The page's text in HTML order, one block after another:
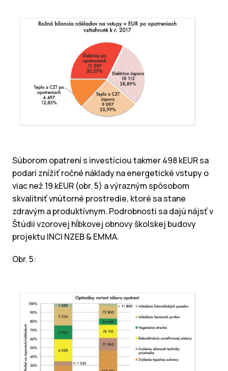
Súborom opatrení s investíciou takmer 498 kEUR sa
podarí znížiť ročné náklady na energetické vstupy o
viac než 19 kEUR (obr. 5) a výrazným spôsobom
skvalitniť vnútorné prostredie, ktoré sa stane
zdravým a produktívnym. Podrobnosti sa dajú nájsť v
Štúdii vzorovej hĺbkovej obnovy školskej budovy
projektu INCI NZEB & EMMA.
Obr. 5: